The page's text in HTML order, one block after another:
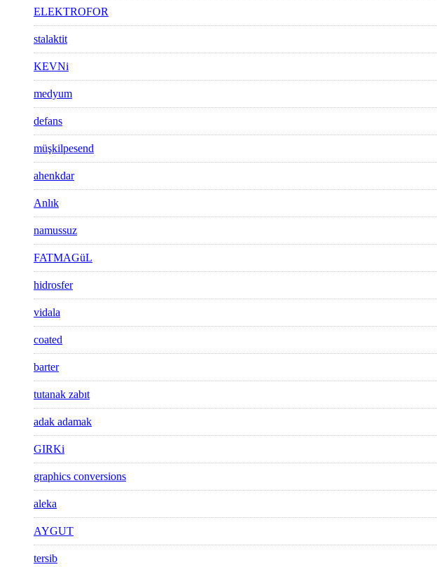
ELEKTROFOR
stalaktit
KEVNi
medyum
defans
müşkilpesend
ahenkdar
Anlık
namussuz
FATMAGüL
hidrosfer
vidala
coated
barter
tutanak zabıt
adak adamak
GIRKi
graphics conversions
aleka
AYGUT
tersib